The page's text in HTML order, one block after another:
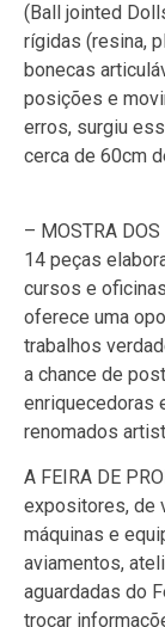
(Ball jointed
rígidas (resina,
bonecas
posições e
erros, surgiu
cerca de 60cm
– MOSTRA
14 peças
cursos e
oferece uma
trabalhos
a chance de
enriquecedoras
renomados
A FEIRA DE
expositores, de
máquinas e
aviamentos,
aguardadas do
trocar